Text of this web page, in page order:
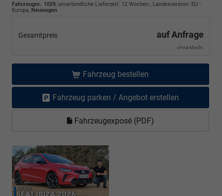
Fahrzeugnr.: 1029, unverbindliche Lieferzeit: 12 Wochen , Landesversion: EU -
Europa, Neuwagen
Gesamtpreis auf Anfrage
ohne MwSt.
Fahrzeug bestellen
Fahrzeug parken / Angebot erstellen
Fahrzeugexposé (PDF)